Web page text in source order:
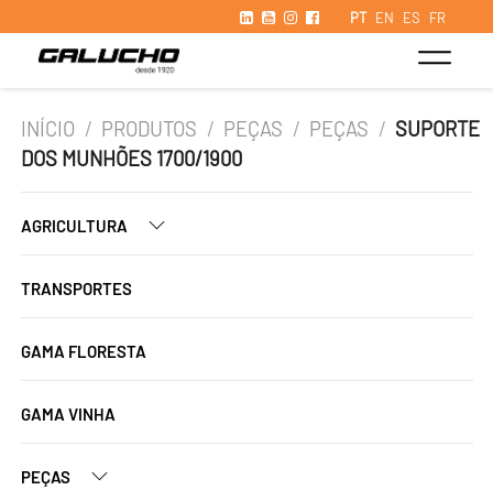
PT EN ES FR
INÍCIO / PRODUTOS / PEÇAS / PEÇAS / SUPORTE
DOS MUNHÕES 1700/1900
AGRICULTURA
TRANSPORTES
GAMA FLORESTA
GAMA VINHA
PEÇAS